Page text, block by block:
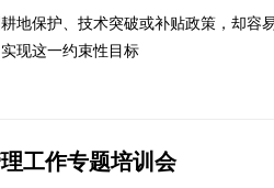
保护、技术突破或补贴政策，却容
现这一约束性目标
工作专题培训会